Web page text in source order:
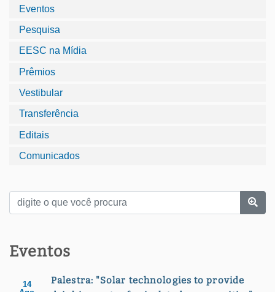
Eventos
Pesquisa
EESC na Mídia
Prêmios
Vestibular
Transferência
Editais
Comunicados
Eventos
14
Palestra: "Solar technologies to provide